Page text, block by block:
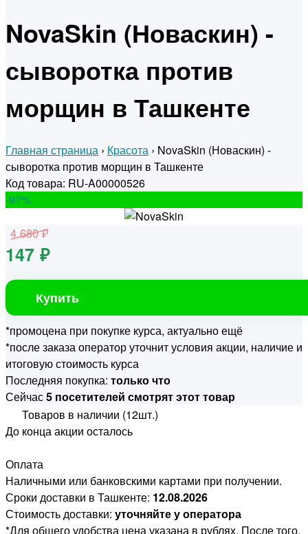
NovaSkin (Новаскин) -
сыворотка против
морщин в Ташкенте
Главная страница › Красота › NovaSkin (Новаскин) -
сыворотка против морщин в Ташкенте
Код товара: RU-A00000526
-97%
4 680 ₽
147 ₽
Купить
*промоцена при покупке курса, актуально ещё
*после заказа оператор уточнит условия акции, наличие и
итоговую стоимость курса
Последняя покупка: только что
Сейчас5 посетителей смотрят этот товар
Товаров в наличии (12шт.)
До конца акции осталось
Оплата
Наличными или банковскими картами при получении.
Сроки доставки в Ташкенте: 12.08.2026
Стоимость доставки: уточняйте у оператора
*Для общего удобства цена указана в рублях. После того,